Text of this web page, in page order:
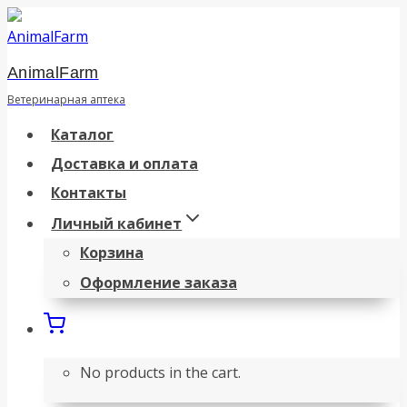
Перейти
к
содержанию
AnimalFarm
Ветеринарная аптека
Каталог
Доставка и оплата
Контакты
Личный кабинет
Корзина
Оформление заказа
No products in the cart.